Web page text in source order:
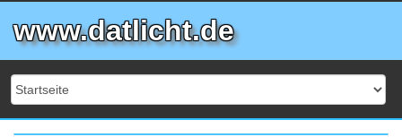
Inhalt
springen
www.datlicht.de